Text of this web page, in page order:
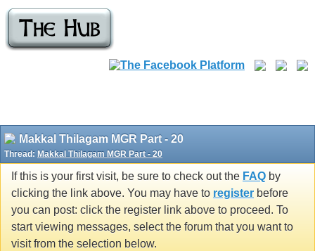
Makkal Thilagam MGR Part - 20
Thread: Makkal Thilagam MGR Part - 20
If this is your first visit, be sure to check out the FAQ by
clicking the link above. You may have to register before
you can post: click the register link above to proceed. To
start viewing messages, select the forum that you want to
visit from the selection below.